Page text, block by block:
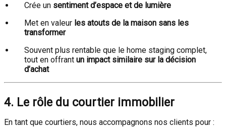
Crée un sentiment d’espace et de lumière
Met en valeur les atouts de la maison sans les
transformer
Souvent plus rentable que le home staging complet,
tout en offrant un impact similaire sur la décision
d’achat
4. Le rôle du courtier immobilier
En tant que courtiers, nous accompagnons nos clients pour :